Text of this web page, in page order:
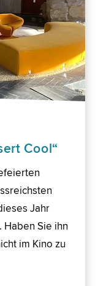
Cool“
Jahr
Sie ihn
im Kino zu